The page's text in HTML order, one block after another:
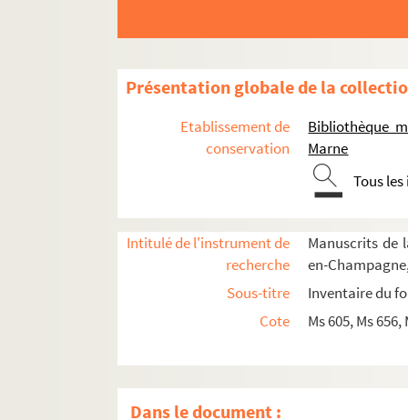
Présentation globale de la
Etablissement de
conservation
Bibliothèque
Marne
Tous
Intitulé de l'instrument de
recherche
Manuscrits de
en-
Sous-titre
Inventaire du
Cote
Ms 605, Ms
Dans le document :
Ms 749. Recueil de pièces concernant la
Ms 751. Procès instruit par le Tribunal de
Ms 752. Recueil de pièces concernant
Ms 753. Recueil de pièces concernant Lunéville
Ms 754. Correspondance d'Auguste Obriot,
Ms 755. Vocabulaire françois-russe, contenant
Ms 758. Recherches sur la famille Pithou, de
Ms 759. Notes sur les vitraux des églises de
Ms 760. Les ducs de Champagne, par M.